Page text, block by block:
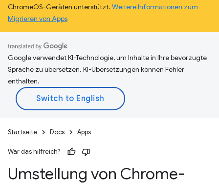
ChromeOS-Geräten unterstützt. Weitere Informationen zum
Migrieren von Apps
Google verwendet KI-Technologie, um Inhalte in Ihre bevorzugte
Sprache zu übersetzen. KI-Übersetzungen können Fehler
enthalten.
Startseite Docs Apps
War das hilfreich?
Umstellung von Chrome-